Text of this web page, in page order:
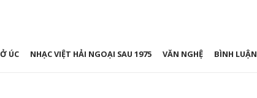
ÚC NHẠC VIỆT HẢI NGOẠI SAU 1975 VĂN NGHỆ BÌNH LUẬN